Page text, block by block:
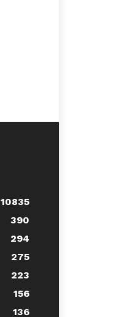
10835
390
294
275
223
156
136